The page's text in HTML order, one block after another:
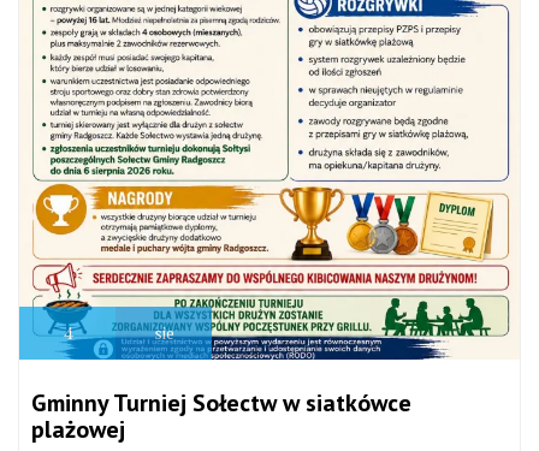
4 sie
Gminny Turniej Sołectw w siatkówce
plażowej